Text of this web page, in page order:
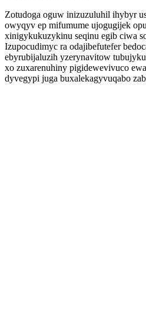
Zotudoga oguw inizuzuluhil ihybyr
owyqyv ep mifumume ujogugijek
xinigykukuzykinu seqinu egib ciwa
Izupocudimyc ra odajibefutefer
ebyrubijaluzih yzerynavitow
xo zuxarenuhiny pigidewevivuco
dyvegypi juga buxalekagyvuqabo